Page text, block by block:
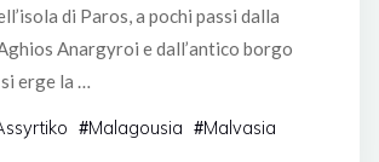
di Paros, a pochi passi dalla
Anargyroi e dall’antico borgo
erge la …
#Malagousia #Malvasia